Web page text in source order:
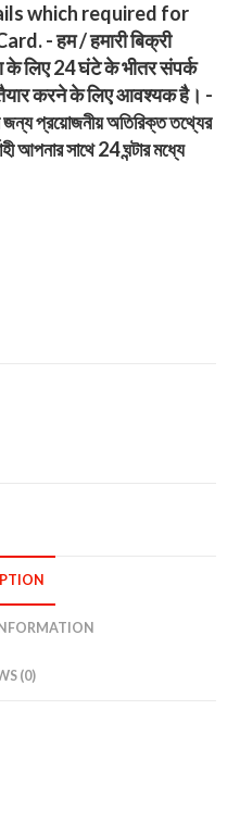
which required for
- हम / हमारी बिक्री
के लिए 24 घंटे के भीतर संपर्क
करने के लिए आवश्यक है। -
জন্য প্রয়োজনীয় অতিরিক্ত তথ্যের
আপনার সাথে 24 ঘন্টার মধ্যে
(0)